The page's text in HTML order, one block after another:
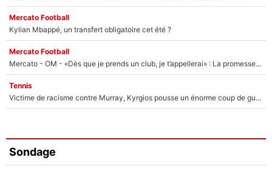
Mercato Football
Kylian Mbappé, un transfert obligatoire cet été ?
Mercato Football
Mercato - OM - «Dès que je prends un club, je t’appellerai» : La promesse de Marcelino au moment de claquer la porte
Tennis
Victime de racisme contre Murray, Kyrgios pousse un énorme coup de gueule !
Sondage